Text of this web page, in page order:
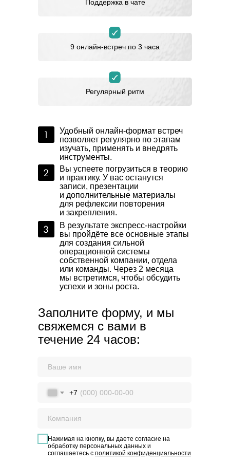
Заполните форму, и мы
свяжемся с вами в
течение 24 часов:
9 онлайн-встреч по 3 часа
Вы успеете погрузиться в теорию
и практику. У вас останутся
записи, презентации
и дополнительные материалы
для рефлексии повторения
и закрепления.
В результате экспресс-настройки
вы пройдёте все основные этапы
для создания сильной
операционной системы
собственной компании, отдела
или команды. Через 2 месяца
мы встретимся, чтобы обсудить
успехи и зоны роста.
Удобный онлайн-формат встреч
позволяет регулярно по этапам
изучать, применять и внедрять
инструменты.
Регулярный ритм
Поддержка в чате
+7
Нажимая на кнопку, вы даете согласие на
обработку персональных данных и
соглашаетесь с политикой конфиденциальности